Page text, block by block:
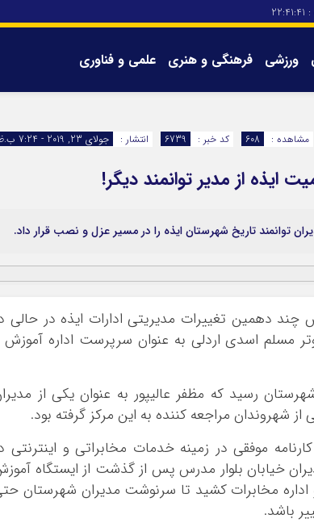
22:41:41
ورزشی فرهنگی و هنری علمی و فناوری
انتشار :
جولای 23, 2019 - 7:24 ب.ظ کد خبر : 6739 مشاهده : 608
ایذه از مدیر توانمند دیگر!
توانمند تاریخ شهرستان ایذه را در مسیر عزل و نصب قرار داد.
چند دهمین تغییرات مدیریتی ادارات ایذه در حالی
مسلم اسدی اردلی به عنوان سرپرست اداره آموزش
رسید که مظفر عالیپور به عنوان یکی از
شهروندان مراجعه کننده به این مرکز گرفته بود.
موفقی در زمینه خدمات مخابراتی و اینترنتی
خیابان بلوار مدرس پس از گذشت از ایستگاه
اداره مخابرات کشید تا سرنوشت مدیران شهرستان
باشد.